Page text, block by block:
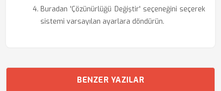
Buradan 'Çözünürlüğü Değiştir' seçeneğini seçerek
sistemi varsayılan ayarlara döndürün.
BENZER YAZILAR